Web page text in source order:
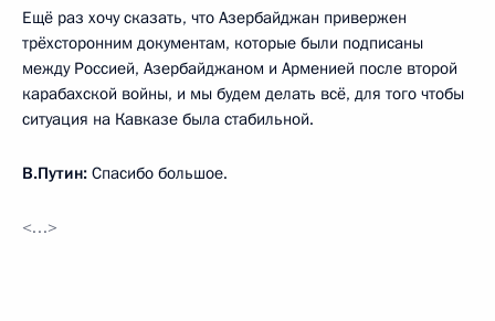
Ещё раз хочу сказать, что Азербайджан привержен
трёхсторонним документам, которые были подписаны
между Россией, Азербайджаном и Арменией после второй
карабахской войны, и мы будем делать всё, для того чтобы
ситуация на Кавказе была стабильной.
В.Путин: Спасибо большое.
<…>